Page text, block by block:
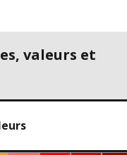
valeurs et